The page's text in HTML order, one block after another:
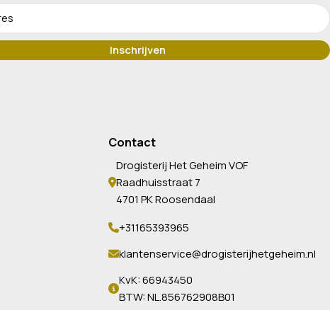
Contact
Drogisterij Het Geheim VOF
Raadhuisstraat 7
4701 PK Roosendaal
+31165393965
klantenservice@drogisterijhetgeheim.nl
KvK: 66943450
BTW: NL.856762908B01